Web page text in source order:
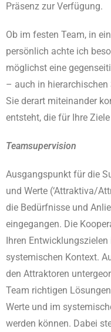
Präsenz zur Verfügung.
Ob im festen Team, in
persönlich achte ich
möglichst eine
– auch in hierarchischen
Sie derart miteinander
entsteht, die für Ihre
Teamsupervision
Ausgangspunkt für die
und Werte (‘Attraktiva/
die Bedürfnisse und
eingegangen. Die
Ihren
systemischen Kontext.
den Attraktoren
Team richtigen
Werte und im
werden können. Dabei